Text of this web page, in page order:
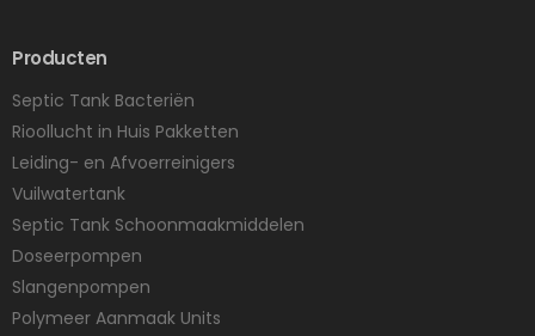
Producten
Septic Tank Bacteriën
Rioollucht in Huis Pakketten
Leiding- en Afvoerreinigers
Vuilwatertank
Septic Tank Schoonmaakmiddelen
Doseerpompen
Slangenpompen
Polymeer Aanmaak Units